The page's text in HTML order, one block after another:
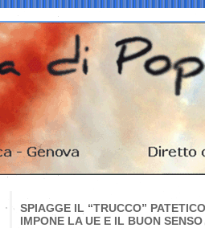
SPIAGGE IL “TRUCCO”
IMPONE LA UE E IL BUON SENSO